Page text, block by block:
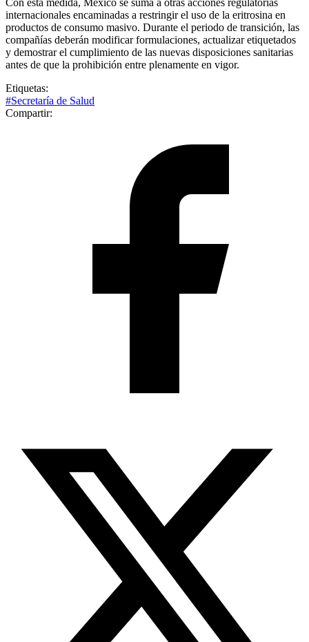
internacionales encaminadas a restringir el uso de la eritrosina en
productos de consumo masivo. Durante el periodo de transición, las
compañías deberán modificar formulaciones, actualizar etiquetados
y demostrar el cumplimiento de las nuevas disposiciones sanitarias
antes de que la prohibición entre plenamente en vigor.
Etiquetas:
#Secretaría de Salud
Compartir: